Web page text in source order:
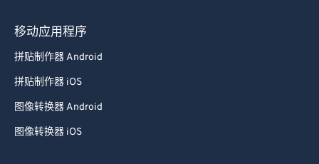
移动应用程序
拼贴制作器 Android
拼贴制作器 iOS
图像转换器 Android
图像转换器 iOS